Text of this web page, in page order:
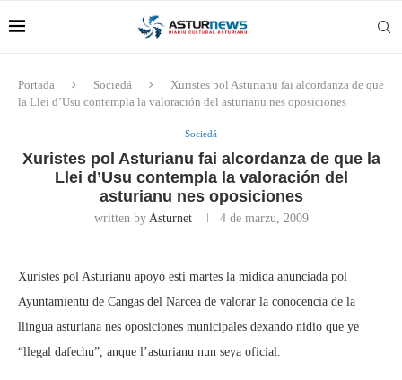
Portada Sociedá
Xuristes pol Asturianu fai alcordanza de que
la Llei d’Usu contempla la valoración del asturianu nes oposiciones
Sociedá
Xuristes pol Asturianu fai alcordanza de que la
Llei d’Usu contempla la valoración del
asturianu nes oposiciones
written by Asturnet 4 de marzu, 2009
Xuristes pol Asturianu apoyó esti martes la midida anunciada pol
Ayuntamientu de Cangas del Narcea de valorar la conocencia de la
llingua asturiana nes oposiciones municipales dexando nidio que ye
“llegal dafechu”, anque l’asturianu nun seya oficial.